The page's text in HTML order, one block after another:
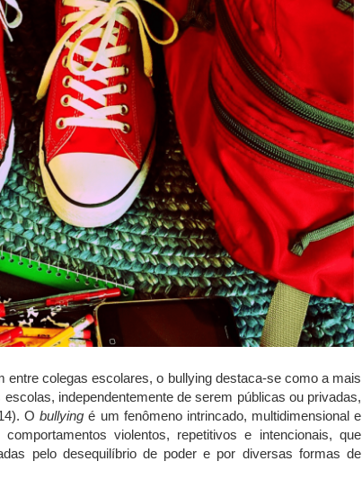
colegas escolares, o bullying destaca-se como a mais
independentemente de serem públicas ou privadas,
Obullyingé um fenômeno intrincado, multidimensional e
violentos, repetitivos e intencionais, que
pelo desequilíbrio de poder e por diversas formas de